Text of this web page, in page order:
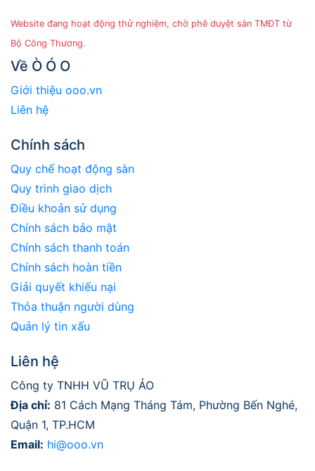
Website đang hoạt động thử nghiệm, chờ phê duyệt sàn TMĐT từ
Bộ Công Thương.
Về Ò Ó O
Giới thiệu ooo.vn
Liên hệ
Chính sách
Quy chế hoạt động sàn
Quy trình giao dịch
Điều khoản sử dụng
Chính sách bảo mật
Chính sách thanh toán
Chính sách hoàn tiền
Giải quyết khiếu nại
Thỏa thuận người dùng
Quản lý tin xấu
Liên hệ
Công ty TNHH VŨ TRỤ ẢO
Địa chỉ: 81 Cách Mạng Tháng Tám, Phường Bến Nghé,
Quận 1, TP.HCM
Email: hi@ooo.vn